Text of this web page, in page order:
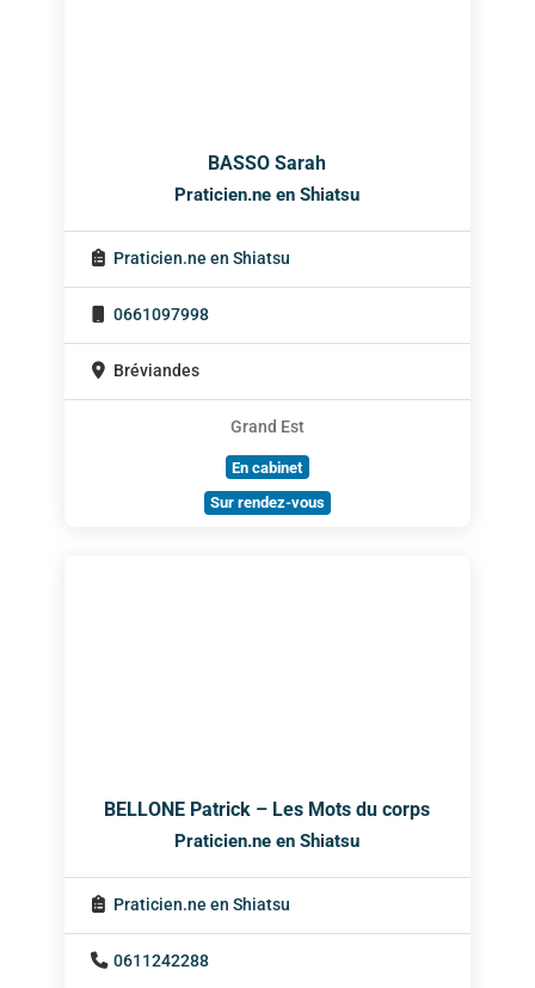
BASSO Sarah
Praticien.ne en Shiatsu
Praticien.ne en Shiatsu
0661097998
Bréviandes
Grand Est
En cabinet
Sur rendez-vous
BELLONE Patrick – Les Mots du corps
Praticien.ne en Shiatsu
Praticien.ne en Shiatsu
0611242288